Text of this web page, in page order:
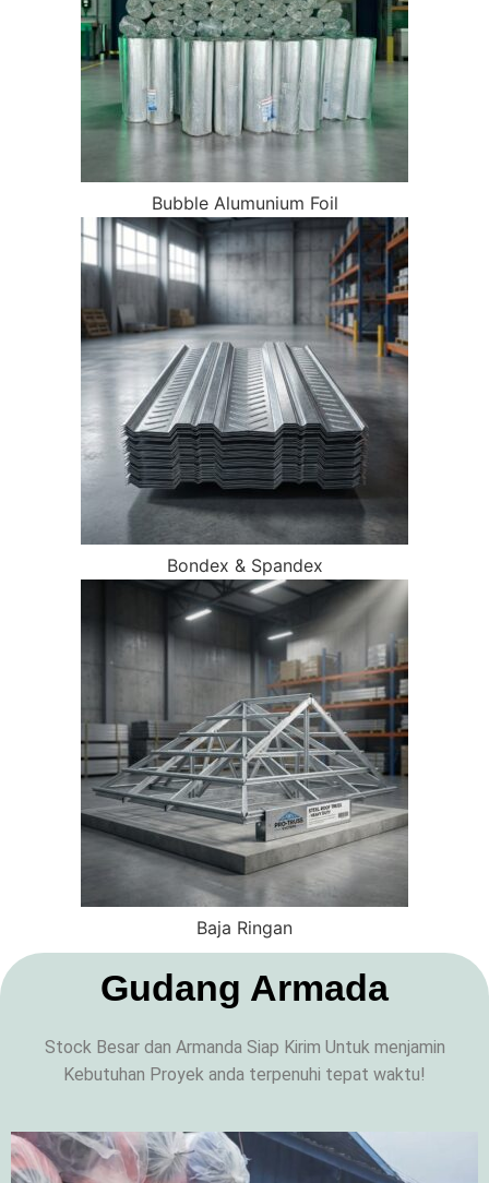
Bubble Alumunium Foil
Bondex & Spandex
Baja Ringan
Gudang Armada
Stock Besar dan Armanda Siap Kirim Untuk menjamin
Kebutuhan Proyek anda terpenuhi tepat waktu!